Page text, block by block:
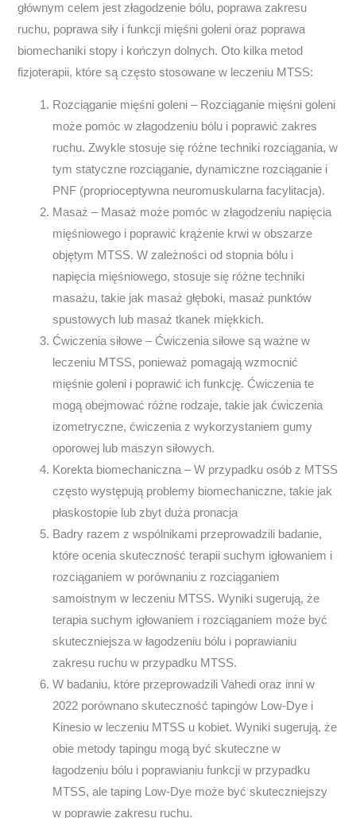
głównym celem jest złagodzenie bólu, poprawa zakresu
ruchu, poprawa siły i funkcji mięśni goleni oraz poprawa
biomechaniki stopy i kończyn dolnych. Oto kilka metod
fizjoterapii, które są często stosowane w leczeniu MTSS:
Rozciąganie mięśni goleni – Rozciąganie mięśni goleni
może pomóc w złagodzeniu bólu i poprawić zakres
ruchu. Zwykle stosuje się różne techniki rozciągania, w
tym statyczne rozciąganie, dynamiczne rozciąganie i
PNF (proprioceptywna neuromuskularna facylitacja).
Masaż – Masaż może pomóc w złagodzeniu napięcia
mięśniowego i poprawić krążenie krwi w obszarze
objętym MTSS. W zależności od stopnia bólu i
napięcia mięśniowego, stosuje się różne techniki
masażu, takie jak masaż głęboki, masaż punktów
spustowych lub masaż tkanek miękkich.
Ćwiczenia siłowe – Ćwiczenia siłowe są ważne w
leczeniu MTSS, ponieważ pomagają wzmocnić
mięśnie goleni i poprawić ich funkcję. Ćwiczenia te
mogą obejmować różne rodzaje, takie jak ćwiczenia
izometryczne, ćwiczenia z wykorzystaniem gumy
oporowej lub maszyn siłowych.
Korekta biomechaniczna – W przypadku osób z MTSS
często występują problemy biomechaniczne, takie jak
płaskostopie lub zbyt duża pronacja
Badry razem z wspólnikami przeprowadzili badanie,
które ocenia skuteczność terapii suchym igłowaniem i
rozciąganiem w porównaniu z rozciąganiem
samoistnym w leczeniu MTSS. Wyniki sugerują, że
terapia suchym igłowaniem i rozciąganiem może być
skuteczniejsza w łagodzeniu bólu i poprawianiu
zakresu ruchu w przypadku MTSS.
W badaniu, które przeprowadzili Vahedi oraz inni w
2022 porównano skuteczność tapingów Low-Dye i
Kinesio w leczeniu MTSS u kobiet. Wyniki sugerują, że
obie metody tapingu mogą być skuteczne w
łagodzeniu bólu i poprawianiu funkcji w przypadku
MTSS, ale taping Low-Dye może być skuteczniejszy
w poprawie zakresu ruchu.